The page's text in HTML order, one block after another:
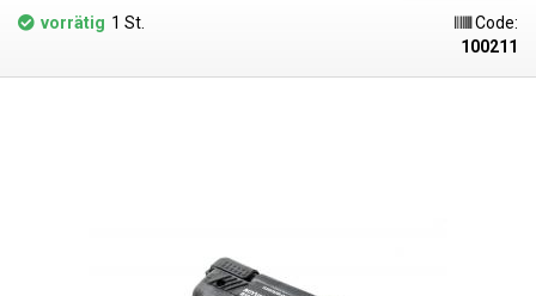
vorrätig 1 St.
Code:
100211